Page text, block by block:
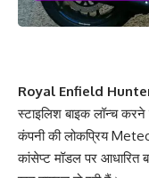
Royal Enfield
स्टाइलिश बाइक लॉन्च
कंपनी की लोकप्रिय
कांसेप्ट मॉडल पर आधारित